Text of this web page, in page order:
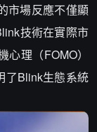
市場反應不僅顯
技術在實際市
理（FOMO）
了Blink生態系統